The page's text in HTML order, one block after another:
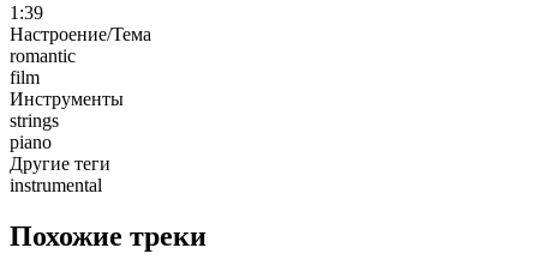
1:39
Настроение/Тема
romantic
film
Инструменты
strings
piano
Другие теги
instrumental
Похожие треки